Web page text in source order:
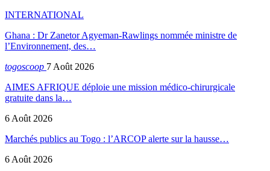
INTERNATIONAL
Ghana : Dr Zanetor Agyeman-Rawlings nommée ministre de
l’Environnement, des…
togoscoop 7 Août 2026
AIMES AFRIQUE déploie une mission médico-chirurgicale
gratuite dans la…
6 Août 2026
Marchés publics au Togo : l’ARCOP alerte sur la hausse…
6 Août 2026